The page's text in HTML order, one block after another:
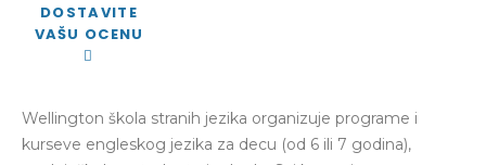
DOSTAVITE
VAŠU OCENU
Wellington škola stranih jezika organizuje programe i
kurseve engleskog jezika za decu (od 6 ili 7 godina),